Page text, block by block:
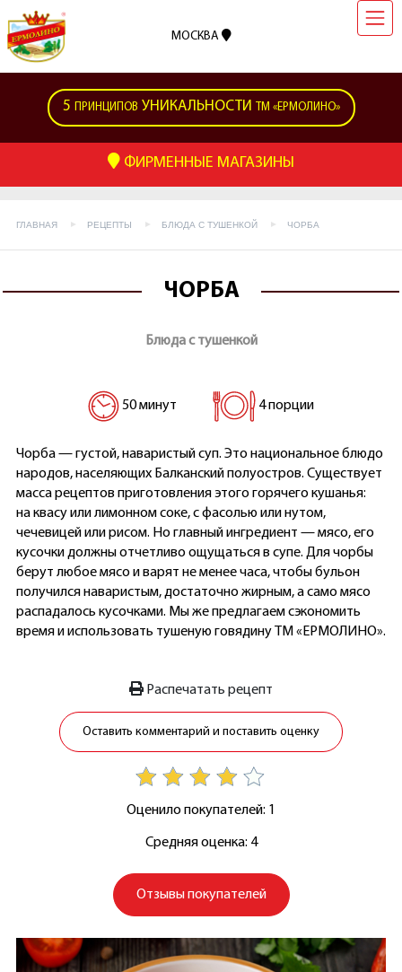
МОСКВА
5 ПРИНЦИПОВ УНИКАЛЬНОСТИ ТМ «ЕРМОЛИНО»
ФИРМЕННЫЕ МАГАЗИНЫ
ГЛАВНАЯ РЕЦЕПТЫ БЛЮДА С ТУШЕНКОЙ ЧОРБА
ЧОРБА
Блюда с тушенкой
50 минут 4 порции
Чорба — густой, наваристый суп. Это национальное блюдо
народов, населяющих Балканский полуостров. Существует
масса рецептов приготовления этого горячего кушанья:
на квасу или лимонном соке, с фасолью или нутом,
чечевицей или рисом. Но главный ингредиент — мясо, его
кусочки должны отчетливо ощущаться в супе. Для чорбы
берут любое мясо и варят не менее часа, чтобы бульон
получился наваристым, достаточно жирным, а само мясо
распадалось кусочками. Мы же предлагаем сэкономить
время и использовать тушеную говядину ТМ «ЕРМОЛИНО».
Распечатать рецепт
Оставить комментарий и поставить оценку
Оценило покупателей: 1
Средняя оценка: 4
Отзывы покупателей